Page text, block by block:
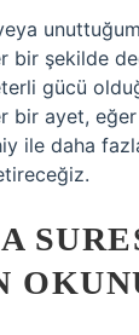
veya
bir şekilde
gücü
bir ayet, eğer
ile daha